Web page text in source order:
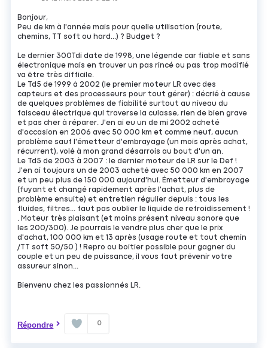
Bonjour,
Peu de km à l'année mais pour quelle utilisation (route,
chemins, TT soft ou hard...) ? Budget ?
Le dernier 300Tdi date de 1998, une légende car fiable et sans
électronique mais en trouver un pas rincé ou pas trop modifié
va être très difficile.
Le Td5 de 1999 à 2002 (le premier moteur LR avec des
capteurs et des processeurs pour tout gérer) : décrié à cause
de quelques problèmes de fiabilité surtout au niveau du
faisceau électrique qui traverse la culasse, rien de bien grave
et pas cher à réparer. J'en ai eu un de mi 2002 acheté
d'occasion en 2006 avec 50 000 km et comme neuf, aucun
problème sauf l'émetteur d'embrayage (un mois après achat,
récurrent), volé à mon grand désarrois au bout d'un an.
Le Td5 de 2003 à 2007 : le dernier moteur de LR sur le Def !
J'en ai toujours un de 2003 acheté avec 50 000 km en 2007
et un peu plus de 150 000 aujourd'hui. Émetteur d'embrayage
(fuyant et changé rapidement après l'achat, plus de
problème ensuite) et entretien régulier depuis : tous les
fluides, filtres... faut pas oublier le liquide de refroidissement !
. Moteur très plaisant (et moins présent niveau sonore que
les 200/300). Je pourrais le vendre plus cher que le prix
d'achat, 100 000 km et 13 après (usage route et tout chemin
/TT soft 50/50 ) ! Repro ou boitier possible pour gagner du
couple et un peu de puissance, il vous faut prévenir votre
assureur sinon...
Bienvenu chez les passionnés LR.
Répondre 0